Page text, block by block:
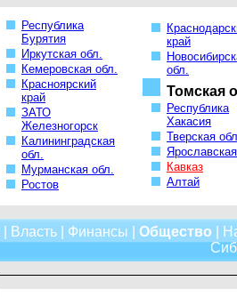
Республика
Бурятия
Иркутская обл.
Кемеровская обл.
Красноярский
край
ЗАТО
Железногорск
Калининградская
обл.
Мурманская обл.
Ростов
край
обл.
Томская
Республика
Хакасия
Тверская
Кавказ
Алтай
Власть| Финансы Общество